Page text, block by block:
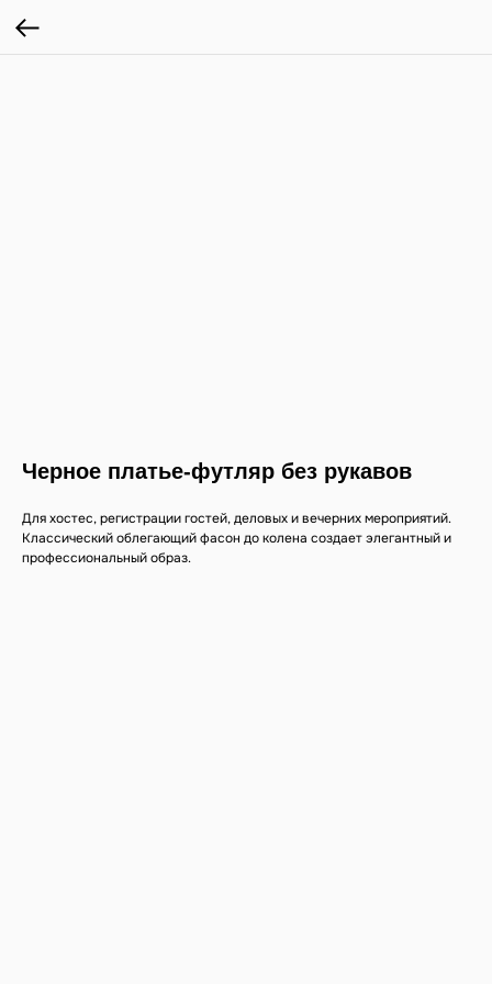
Черное платье-футляр без рукавов
Для хостес, регистрации гостей, деловых и вечерних мероприятий.
Классический облегающий фасон до колена создает элегантный и
профессиональный образ.